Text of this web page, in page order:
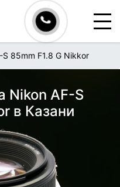
S 85mm F1.8 G Nikkor
Nikon AF-S
в Казани